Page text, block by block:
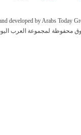
developed by Arabs Today